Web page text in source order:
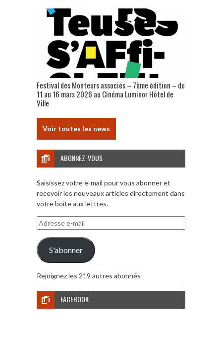
Festival des Monteurs associés – 7ème édition – du
11 au 16 mars 2026 au Cinéma Luminor Hôtel de
Ville
Voir toutes les news
ABONNEZ-VOUS
Saisissez votre e-mail pour vous abonner et
recevoir les nouveaux articles directement dans
votre boite aux lettres.
Adresse
e-
mail
S'abonner
Rejoignez les 219 autres abonnés
FACEBOOK